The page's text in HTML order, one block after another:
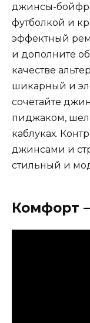
джинсы-
футболкой и
эффектный
и дополните
качестве
шикарный и
сочетайте
пиджаком,
каблуках.
джинсами и
стильный и
Комфорт